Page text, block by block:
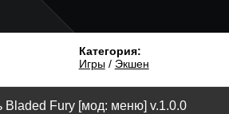
Категория:
Игры/ Экшен
Bladed Fury [мод: меню] v.1.0.0